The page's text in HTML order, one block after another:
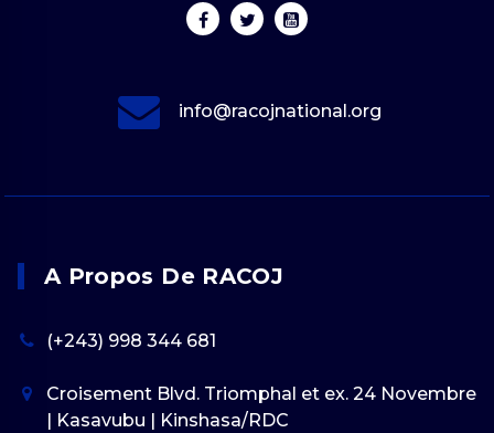
info@racojnational.org
A Propos De RACOJ
(+243) 998 344 681
Croisement Blvd. Triomphal et ex. 24 Novembre
| Kasavubu | Kinshasa/RDC